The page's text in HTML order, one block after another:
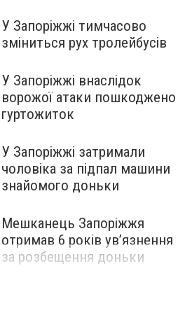
У Запоріжжі тимчасово
зміниться рух тролейбусів
У Запоріжжі внаслідок
ворожої атаки пошкоджено
гуртожиток
У Запоріжжі затримали
чоловіка за підпал машини
знайомого доньки
Мешканець Запоріжжя
отримав 6 років увʼязнення
за розбещення доньки